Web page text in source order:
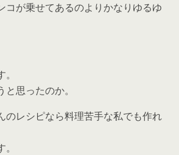
コが乗せてあるのよりかなりゆるゆ
思ったのか。
のレシピなら料理苦手な私でも作れ